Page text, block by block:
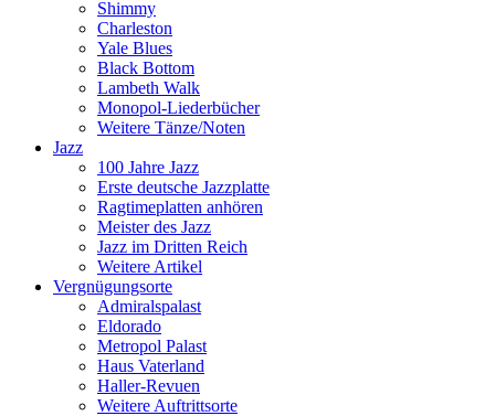
Shimmy
Charleston
Yale Blues
Black Bottom
Lambeth Walk
Monopol-Liederbücher
Weitere Tänze/Noten
Jazz
100 Jahre Jazz
Erste deutsche Jazzplatte
Ragtimeplatten anhören
Meister des Jazz
Jazz im Dritten Reich
Weitere Artikel
Vergnügungsorte
Admiralspalast
Eldorado
Metropol Palast
Haus Vaterland
Haller-Revuen
Weitere Auftrittsorte